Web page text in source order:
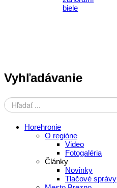
Vyhľadávanie
Horehronie
O regióne
Video
Fotogaléria
Články
Novinky
Tlačové správy